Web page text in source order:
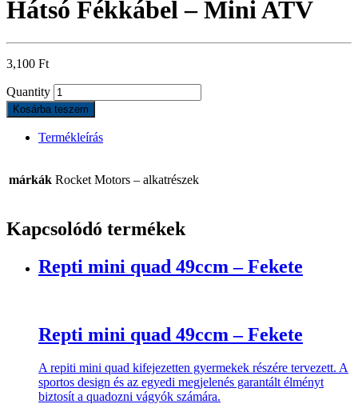
Hátsó Fékkábel – Mini ATV
3,100 Ft
Quantity
Kosárba teszem
Termékleírás
márkák Rocket Motors – alkatrészek
Kapcsolódó termékek
Repti mini quad 49ccm – Fekete
Repti mini quad 49ccm – Fekete
A repiti mini quad kifejezetten gyermekek részére tervezett. A
sportos design és az egyedi megjelenés garantált élményt
biztosít a quadozni vágyók számára.